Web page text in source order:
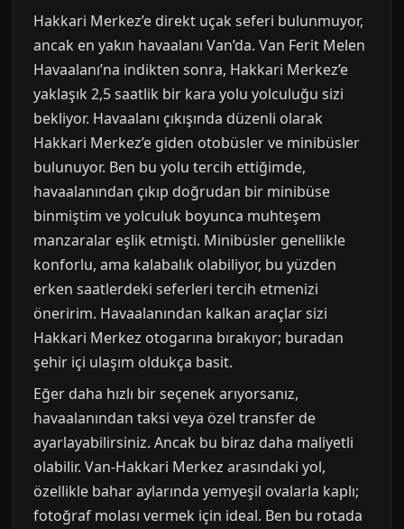
Hakkari Merkez’e direkt uçak seferi bulunmuyor,
ancak en yakın havaalanı Van’da. Van Ferit Melen
Havaalanı’na indikten sonra, Hakkari Merkez’e
yaklaşık 2,5 saatlik bir kara yolu yolculuğu sizi
bekliyor. Havaalanı çıkışında düzenli olarak
Hakkari Merkez’e giden otobüsler ve minibüsler
bulunuyor. Ben bu yolu tercih ettiğimde,
havaalanından çıkıp doğrudan bir minibüse
binmiştim ve yolculuk boyunca muhteşem
manzaralar eşlik etmişti. Minibüsler genellikle
konforlu, ama kalabalık olabiliyor, bu yüzden
erken saatlerdeki seferleri tercih etmenizi
öneririm. Havaalanından kalkan araçlar sizi
Hakkari Merkez otogarına bırakıyor; buradan
şehir içi ulaşım oldukça basit.
Eğer daha hızlı bir seçenek arıyorsanız,
havaalanından taksi veya özel transfer de
ayarlayabilirsiniz. Ancak bu biraz daha maliyetli
olabilir. Van-Hakkari Merkez arasındaki yol,
özellikle bahar aylarında yemyeşil ovalarla kaplı;
fotoğraf molası vermek için ideal. Ben bu rotada